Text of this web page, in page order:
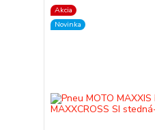
Akcia
Novinka